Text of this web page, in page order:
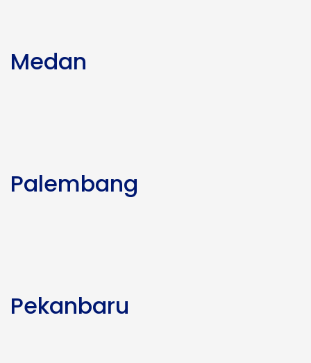
Medan
Palembang
Pekanbaru